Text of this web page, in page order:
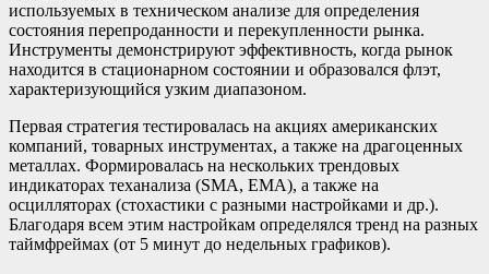
используемых в техническом анализе для определения
состояния перепроданности и перекупленности рынка.
Инструменты демонстрируют эффективность, когда рынок
находится в стационарном состоянии и образовался флэт,
характеризующийся узким диапазоном.
Первая стратегия тестировалась на акциях американских
компаний, товарных инструментах, а также на драгоценных
металлах. Формировалась на нескольких трендовых
индикаторах теханализа (SMA, EMA), а также на
осцилляторах (стохастики с разными настройками и др.).
Благодаря всем этим настройкам определялся тренд на разных
таймфреймах (от 5 минут до недельных графиков).